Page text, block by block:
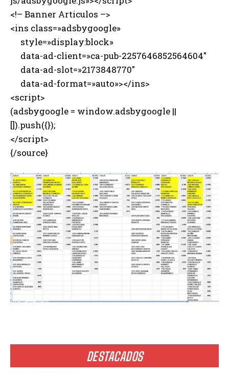
DESTACADOS
<!– Banner Articulos –>
<ins class=»adsbygoogle»
style=»display:block»
data-ad-client=»ca-pub-2257646852564604″
data-ad-slot=»2173848770″
data-ad-format=»auto»></ins>
<script>
(adsbygoogle = window.adsbygoogle ||
[]).push({});
</script>
{/source}